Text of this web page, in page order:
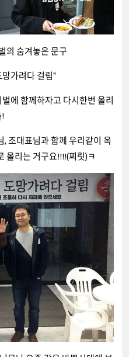
의 숨겨놓은 문구
가려다 걸림"
에 함께하자고 다시한번 올리
조대표님과 함께 우리같이 옥
올리는 거구요!!!!(찌릿)ㅋ